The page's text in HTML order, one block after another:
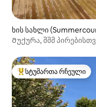
ხის სახლი
Შუქურა, შშმ
სტუმართა რჩეული
სტუმართა რჩეული